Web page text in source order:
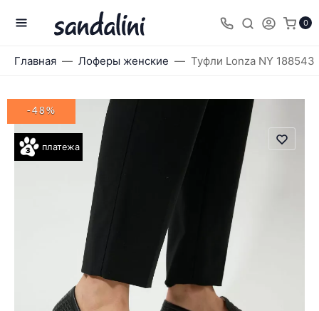
0
Главная Лоферы женские Туфли Lonza NY 188543
платежа
-48%